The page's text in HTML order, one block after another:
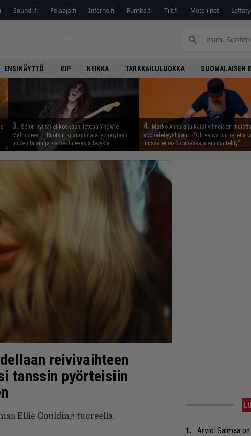
Soundi.fi Pelaaja.fi Inferno.fi Rumba.fi Tilt.fi Meteli.net
ENSINÄYTTÖ RIP KEIKKA TARKKAILULUOKKA SUOMALAISEN
3. Se on nyt tai ei koskaan, toteaa Yngwie
Malmsteen – Ruotsin kitarajumala lyö pöytään
uuden biisin ja kertoo tulevasta levystä
4. Marko Annala julkaisi viimeisen
soolodebyytiltään – ”Oli vahva tunne, että
musaa ei oo Suomessa aiemmin tehty”
reivivaihteen
tanssin pyörteisiin
Ellie Goulding tuoreella
Arvio: Saimaa